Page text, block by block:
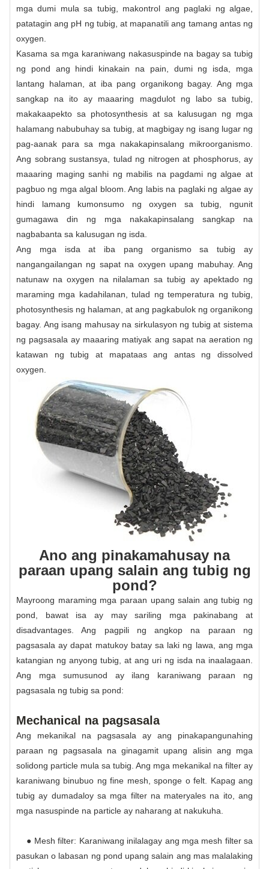
mga dumi mula sa tubig, makontrol ang paglaki ng algae,
patatagin ang pH ng tubig, at mapanatili ang tamang antas ng
oxygen.
Kasama sa mga karaniwang nakasuspinde na bagay sa tubig
ng pond ang hindi kinakain na pain, dumi ng isda, mga
lantang halaman, at iba pang organikong bagay. Ang mga
sangkap na ito ay maaaring magdulot ng labo sa tubig,
makakaapekto sa photosynthesis at sa kalusugan ng mga
halamang nabubuhay sa tubig, at magbigay ng isang lugar ng
pag-aanak para sa mga nakakapinsalang mikroorganismo.
Ang sobrang sustansya, tulad ng nitrogen at phosphorus, ay
maaaring maging sanhi ng mabilis na pagdami ng algae at
pagbuo ng mga algal bloom. Ang labis na paglaki ng algae ay
hindi lamang kumonsumo ng oxygen sa tubig, ngunit
gumagawa din ng mga nakakapinsalang sangkap na
nagbabanta sa kalusugan ng isda.
Ang mga isda at iba pang organismo sa tubig ay
nangangailangan ng sapat na oxygen upang mabuhay. Ang
natunaw na oxygen na nilalaman sa tubig ay apektado ng
maraming mga kadahilanan, tulad ng temperatura ng tubig,
photosynthesis ng halaman, at ang pagkabulok ng organikong
bagay. Ang isang mahusay na sirkulasyon ng tubig at sistema
ng pagsasala ay maaaring matiyak ang sapat na aeration ng
katawan ng tubig at mapataas ang antas ng dissolved
oxygen.
Ano ang pinakamahusay na
paraan upang salain ang tubig ng
pond?
Mayroong maraming mga paraan upang salain ang tubig ng
pond, bawat isa ay may sariling mga pakinabang at
disadvantages. Ang pagpili ng angkop na paraan ng
pagsasala ay dapat matukoy batay sa laki ng lawa, ang mga
katangian ng anyong tubig, at ang uri ng isda na inaalagaan.
Ang mga sumusunod ay ilang karaniwang paraan ng
pagsasala ng tubig sa pond:
Mechanical na pagsasala
Ang mekanikal na pagsasala ay ang pinakapangunahing
paraan ng pagsasala na ginagamit upang alisin ang mga
solidong particle mula sa tubig. Ang mga mekanikal na filter ay
karaniwang binubuo ng fine mesh, sponge o felt. Kapag ang
tubig ay dumadaloy sa mga filter na materyales na ito, ang
mga nasuspinde na particle ay naharang at nakukuha.
● Mesh filter: Karaniwang inilalagay ang mga mesh filter sa
pasukan o labasan ng pond upang salain ang mas malalaking